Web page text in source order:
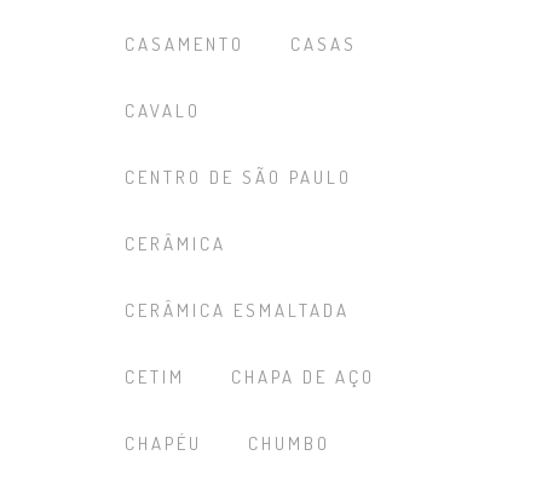
CASAMENTO CASAS
CAVALO
CENTRO DE SÃO PAULO
CERÂMICA
CERÂMICA ESMALTADA
CETIM CHAPA DE AÇO
CHAPÉU CHUMBO